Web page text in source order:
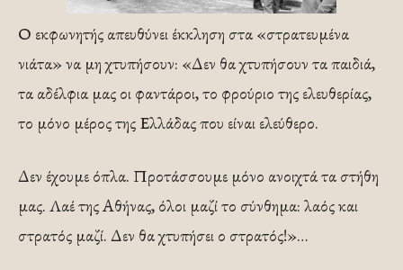
Ο εκφωνητής απευθύνει έκκληση στα «στρατευμένα
νιάτα» να μη χτυπήσουν: «Δεν θα χτυπήσουν τα παιδιά,
τα αδέλφια μας οι φαντάροι, το φρούριο της ελευθερίας,
το μόνο μέρος της Ελλάδας που είναι ελεύθερο.
Δεν έχουμε όπλα. Προτάσσουμε μόνο ανοιχτά τα στήθη
μας. Λαέ της Αθήνας, όλοι μαζί το σύνθημα: λαός και
στρατός μαζί. Δεν θα χτυπήσει ο στρατός!»…